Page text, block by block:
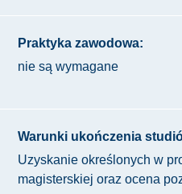
Praktyka zawodowa:
nie są wymagane
Warunki ukończenia
Uzyskanie określonych w
magisterskiej oraz ocena